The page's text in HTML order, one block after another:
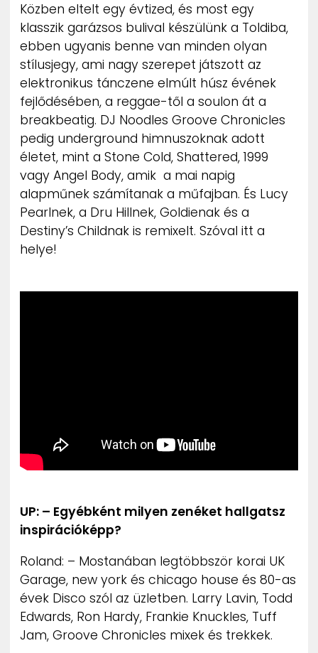
Közben eltelt egy évtized, és most egy
klasszik garázsos bulival készülünk a Toldiba,
ebben ugyanis benne van minden olyan
stílusjegy, ami nagy szerepet játszott az
elektronikus tánczene elmúlt húsz évének
fejlődésében, a reggae-től a soulon át a
breakbeatig. DJ Noodles Groove Chronicles
pedig underground himnuszoknak adott
életet, mint a Stone Cold, Shattered, 1999
vagy Angel Body, amik a mai napig
alapműnek számítanak a műfajban. És Lucy
Pearlnek, a Dru Hillnek, Goldienak és a
Destiny’s Childnak is remixelt. Szóval itt a
helye!
UP: – Egyébként milyen zenéket hallgatsz
inspirációképp?
Roland: – Mostanában legtöbbször korai UK
Garage, new york és chicago house és 80-as
évek Disco szól az üzletben. Larry Lavin, Todd
Edwards, Ron Hardy, Frankie Knuckles, Tuff
Jam, Groove Chronicles mixek és trekkek.